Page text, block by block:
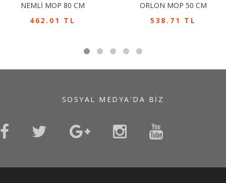
NEMLİ MOP 80 CM
462.01 TL
ORLON MOP 50 CM
538.71 TL
SOSYAL MEDYA'DA BIZ